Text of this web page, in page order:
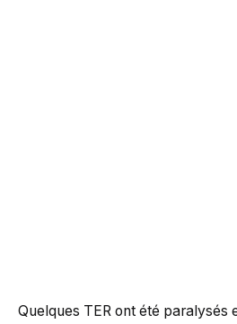
Quelques TER ont été paralysés